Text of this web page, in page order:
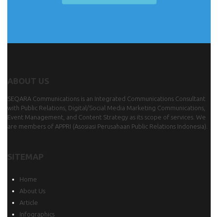
ABOUT US
SEQARA Communications is an Integrated Communications Consultant
with Public Relations, Digital/Social Media Marketing Communications,
Event Management, and Content Strategy as its scope of services. We
are members of APPRI (Asosiasi Perusahaan Public Relations Indonesia).
SITEMAP
Home
About Us
Article
Infographics